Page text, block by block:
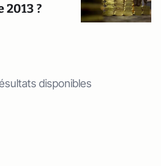
?
disponibles